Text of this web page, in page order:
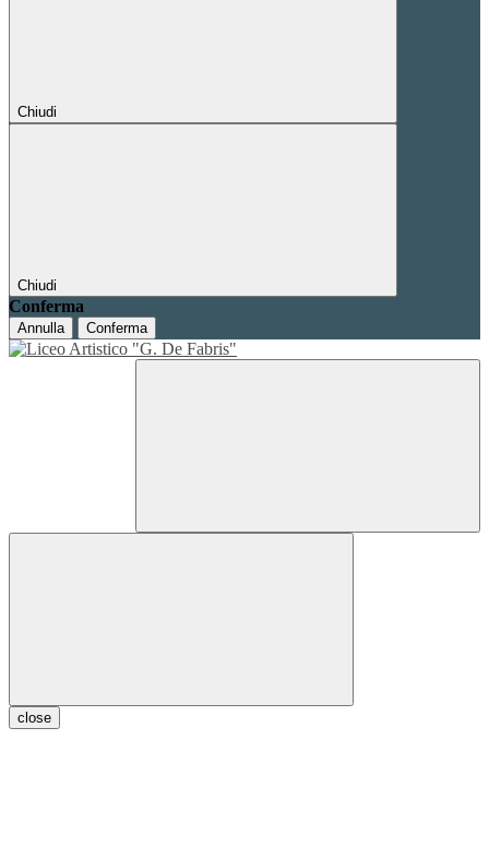
Chiudi
Chiudi
Conferma
Annulla Conferma
close